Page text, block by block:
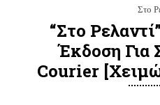
Στο
“Στο
Έκδοση Για
Courier